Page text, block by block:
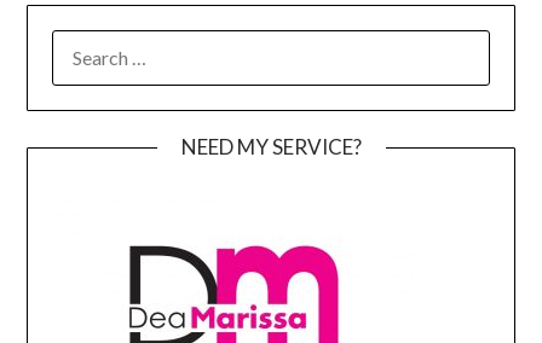
FOR:
NEED MY SERVICE?